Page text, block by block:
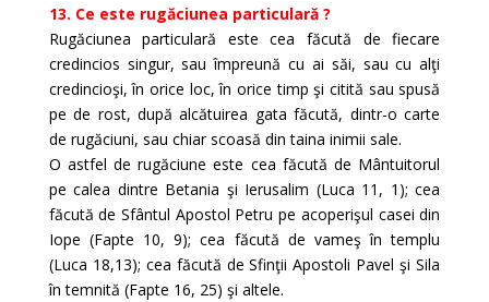
13. Ce este rugăciunea particulară ?
Rugăciunea particulară este cea făcută de fiecare
credincios singur, sau împreună cu ai săi, sau cu alţi
credincioşi, în orice loc, în orice timp şi citită sau spusă
pe de rost, după alcătuirea gata făcută, dintr-o carte
de rugăciuni, sau chiar scoasă din taina inimii sale.
O astfel de rugăciune este cea făcută de Mântuitorul
pe calea dintre Betania şi Ierusalim (Luca 11, 1); cea
făcută de Sfântul Apostol Petru pe acoperişul casei din
Iope (Fapte 10, 9); cea făcută de vameş în templu
(Luca 18,13); cea făcută de Sfinţii Apostoli Pavel şi Sila
în temnită (Fapte 16, 25) şi altele.